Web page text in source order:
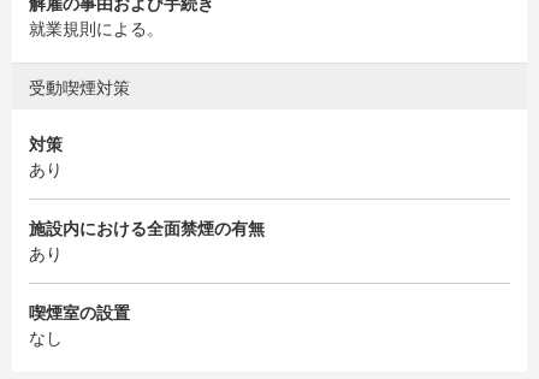
就業規則による。
受動喫煙対策
対策
あり
施設内における全面禁煙の有無
あり
喫煙室の設置
なし